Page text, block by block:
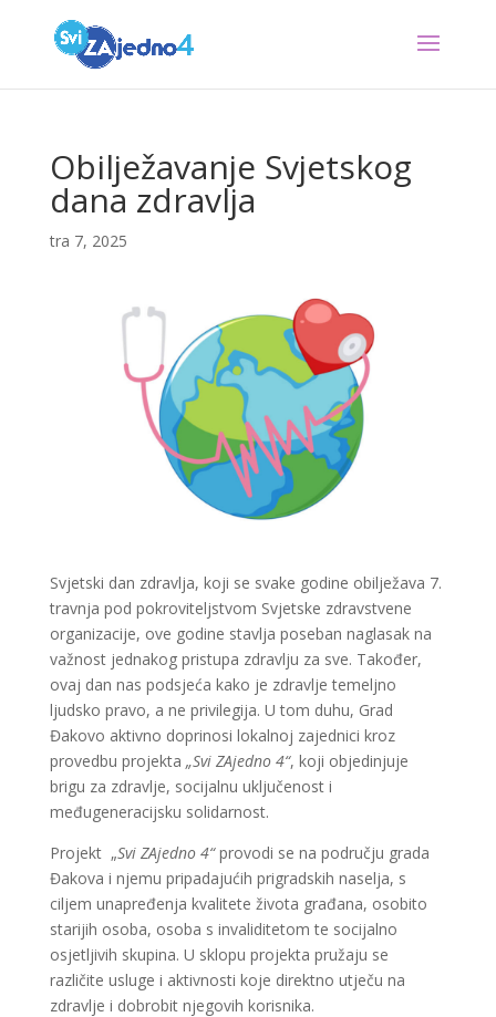
Obilježavanje Svjetskog
dana zdravlja
tra 7, 2025
Svjetski dan zdravlja, koji se svake godine obilježava 7.
travnja pod pokroviteljstvom Svjetske zdravstvene
organizacije, ove godine stavlja poseban naglasak na
važnost jednakog pristupa zdravlju za sve. Također,
ovaj dan nas podsjeća kako je zdravlje temeljno
ljudsko pravo, a ne privilegija. U tom duhu, Grad
Đakovo aktivno doprinosi lokalnoj zajednici kroz
provedbu projekta „Svi ZAjedno 4“, koji objedinjuje
brigu za zdravlje, socijalnu uključenost i
međugeneracijsku solidarnost.
Projekt „Svi ZAjedno 4“provodi se na području grada
Đakova i njemu pripadajućih prigradskih naselja, s
ciljem unapređenja kvalitete života građana, osobito
starijih osoba, osoba s invaliditetom te socijalno
osjetljivih skupina. U sklopu projekta pružaju se
različite usluge i aktivnosti koje direktno utječu na
zdravlje i dobrobit njegovih korisnika.